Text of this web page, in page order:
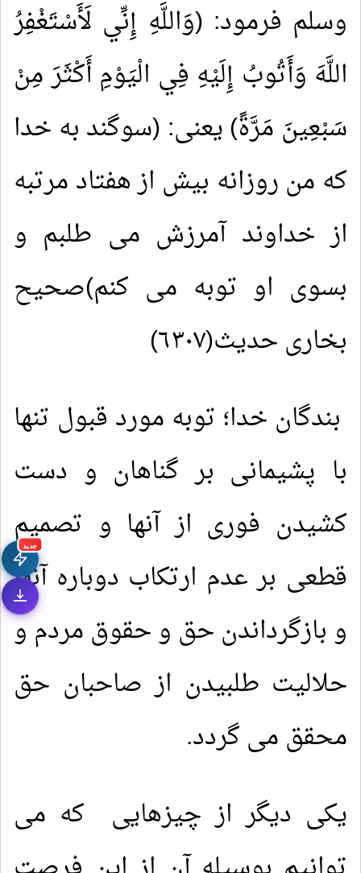
جديد
وسلم فرمود: (وَاللَّهِ إِنِّي لَأَسْتَغْفِرُ
اللَّهَ وَأَتُوبُ إِلَيْهِ فِي الْيَوْمِ أَكْثَرَ مِنْ
سَبْعِينَ مَرَّةً) یعنی: (سوگند به خدا
که من روزانه بیش از هفتاد مرتبه
از خداوند آمرزش می طلبم و
بسوی او توبه می کنم)صحیح
بخاری حدیث(٦٣٠٧)
بندگان خدا؛ توبه مورد قبول تنها
با پشیمانی بر گناهان و دست
کشیدن فوری از آنها و تصمیم
قطعی بر عدم ارتکاب دوباره آنها
و بازگرداندن حق و حقوق مردم و
حلالیت طلبیدن از صاحبان حق
محقق می گردد.
یکی دیگر از چیزهایی که می